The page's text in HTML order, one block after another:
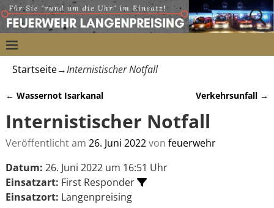
Startseite→Internistischer Notfall
← Wassernot Isarkanal Verkehrsunfall →
Internistischer Notfall
Veröffentlicht am 26. Juni 2022von feuerwehr
Datum: 26. Juni 2022 um 16:51 Uhr
Einsatzart: First Responder
Einsatzort: Langenpreising